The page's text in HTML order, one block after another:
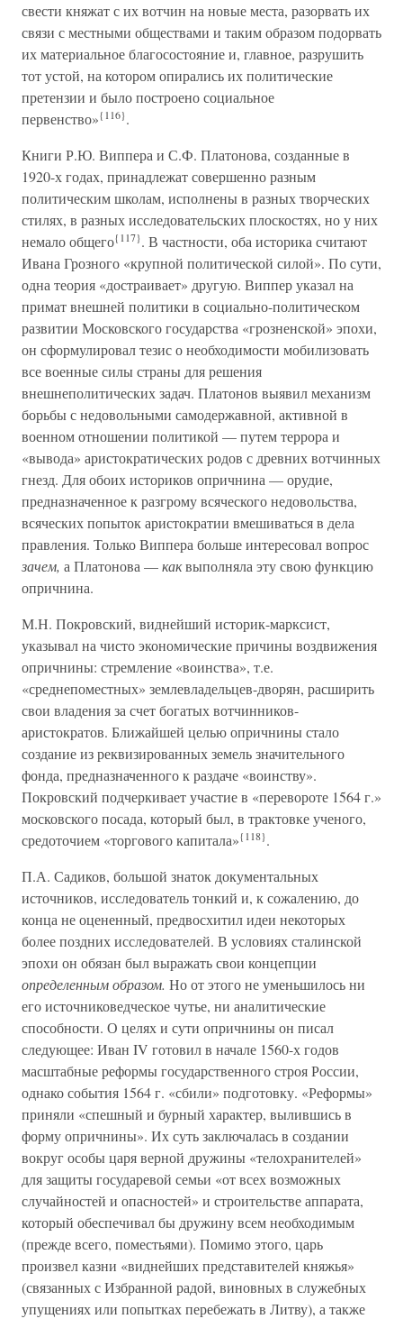
свести княжат с их вотчин на новые места, разорвать их
связи с местными обществами и таким образом подорвать
их материальное благосостояние и, главное, разрушить
тот устой, на котором опирались их политические
претензии и было построено социальное
первенство»{116}.
Книги Р.Ю. Виппера и С.Ф. Платонова, созданные в
1920-х годах, принадлежат совершенно разным
политическим школам, исполнены в разных творческих
стилях, в разных исследовательских плоскостях, но у них
немало общего{117}. В частности, оба историка считают
Ивана Грозного «крупной политической силой». По сути,
одна теория «достраивает» другую. Виппер указал на
примат внешней политики в социально-политическом
развитии Московского государства «грозненской» эпохи,
он сформулировал тезис о необходимости мобилизовать
все военные силы страны для решения
внешнеполитических задач. Платонов выявил механизм
борьбы с недовольными самодержавной, активной в
военном отношении политикой — путем террора и
«вывода» аристократических родов с древних вотчинных
гнезд. Для обоих историков опричнина — орудие,
предназначенное к разгрому всяческого недовольства,
всяческих попыток аристократии вмешиваться в дела
правления. Только Виппера больше интересовал вопрос
зачем, а Платонова —каквыполняла эту свою функцию
опричнина.
М.Н. Покровский, виднейший историк-марксист,
указывал на чисто экономические причины воздвижения
опричнины: стремление «воинства», т.е.
«среднепоместных» землевладельцев-дворян, расширить
свои владения за счет богатых вотчинников-
аристократов. Ближайшей целью опричнины стало
создание из реквизированных земель значительного
фонда, предназначенного к раздаче «воинству».
Покровский подчеркивает участие в «перевороте 1564 г.»
московского посада, который был, в трактовке ученого,
средоточием «торгового капитала»{118}.
П.А. Садиков, большой знаток документальных
источников, исследователь тонкий и, к сожалению, до
конца не оцененный, предвосхитил идеи некоторых
более поздних исследователей. В условиях сталинской
эпохи он обязан был выражать свои концепции
определенным образом. Но от этого не уменьшилось ни
его источниковедческое чутье, ни аналитические
способности. О целях и сути опричнины он писал
следующее: Иван IV готовил в начале 1560-х годов
масштабные реформы государственного строя России,
однако события 1564 г. «сбили» подготовку. «Реформы»
приняли «спешный и бурный характер, вылившись в
форму опричнины». Их суть заключалась в создании
вокруг особы царя верной дружины «телохранителей»
для защиты государевой семьи «от всех возможных
случайностей и опасностей» и строительстве аппарата,
который обеспечивал бы дружину всем необходимым
(прежде всего, поместьями). Помимо этого, царь
произвел казни «виднейших представителей княжья»
(связанных с Избранной радой, виновных в служебных
упущениях или попытках перебежать в Литву), а также